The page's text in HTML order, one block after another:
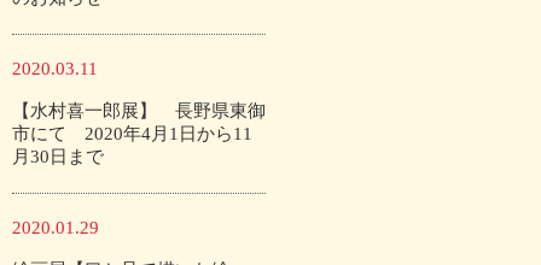
2020.03.11
【水村喜一郎展】 長野県東御
市にて 2020年4月1日から11
月30日まで
2020.01.29